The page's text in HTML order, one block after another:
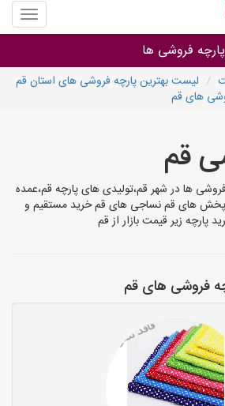
منوی
سایت
فروشی
ها
پارچه فروشی ها
براساس جنس
براساس رنگ طرح و کاربرد
فروشی های هر شهر
لیست بهترین پارچه فروشی های استان قم
های قم
قم
ها در شهر قم،تولیدی های پارچه قم،عمده
پخش های قم نساجی های قم خرید مستقیم و
پارچه زیر قیمت بازار از قم
فروشی های قم